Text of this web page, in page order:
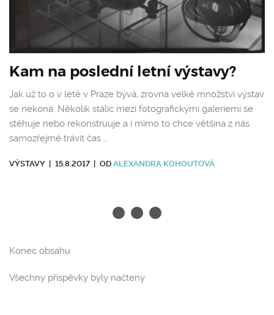
Kam na poslední letní výstavy?
Jak už to o v létě v Praze bývá, zrovna velké množství výstav
se nekoná. Několik stálic mezi fotografickými galeriemi se
stěhuje nebo rekonstruuje a i mimo to chce většina z nás
samozřejmě trávit čas …
VÝSTAVY | 15.8.2017 | OD ALEXANDRA KOHOUTOVÁ
Konec obsahu
Všechny příspěvky byly načteny